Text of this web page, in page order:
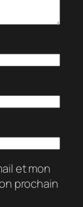
et mon
prochain